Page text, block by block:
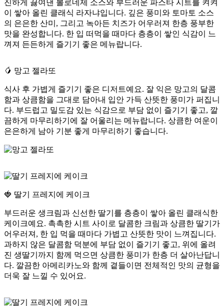
진하게 끓여낸 볼로네제 소스와 부드러운 파스타 시트를 켜켜
이 쌓아 올린 클래식 라자냐입니다. 깊은 풍미와 토마토 소스
의 은은한 산미, 그리고 녹아든 치즈가 어우러져 한층 풍부한
맛을 완성합니다. 한 입 떠먹을 때마다 층층이 쌓인 식감이 느
껴져 든든하게 즐기기 좋은 메뉴랍니다.
🥭 망고 젤라또
식사 후 가볍게 즐기기 좋은 디저트예요. 잘 익은 망고의 달콤
함과 상큼함을 그대로 담아내 입안 가득 산뜻한 풍미가 퍼집니
다. 부드럽고 밀도감 있는 식감으로 부담 없이 즐기기 좋고, 깔
끔하게 마무리하기에 잘 어울리는 메뉴랍니다. 상큼한 여운이
은은하게 남아 기분 좋게 마무리하기 좋습니다.
🍓 딸기 프레지에 케이크
부드러운 생크림과 신선한 딸기를 층층이 쌓아 올린 클래식한
케이크예요. 촉촉한 시트 사이로 달콤한 크림과 상큼한 딸기가
어우러져, 한 입 먹을 때마다 가볍고 산뜻한 맛이 느껴집니다.
과하지 않은 달콤함 덕분에 부담 없이 즐기기 좋고, 위에 올려
진 생딸기까지 함께 먹으면 상큼한 풍미가 한층 더 살아난답니
다. 깔끔한 아메리카노와 함께 곁들이면 전체적인 맛의 균형을
더욱 잘 느낄 수 있어요.